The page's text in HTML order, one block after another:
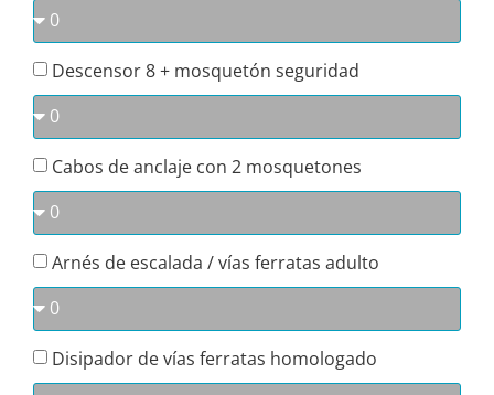
Descensor 8 + mosquetón seguridad
Cabos de anclaje con 2 mosquetones
Arnés de escalada / vías ferratas adulto
Disipador de vías ferratas homologado